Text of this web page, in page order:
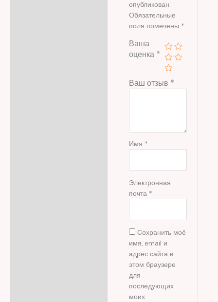
опубликован.
Обязательные
поля помечены *
Ваша
оценка *
Ваш отзыв *
Имя *
Электронная
почта *
Сохранить моё
имя, email и
адрес сайта в
этом браузере
для
последующих
моих